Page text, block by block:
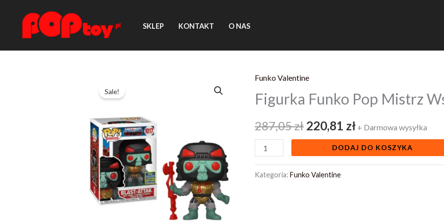
SKLEP KONTAKT O NAS
Sale!
Funko Valentine
Figurka Funko Pop Mistrz
287,05zł
Pierwotna
cena
wynosiła:
287,05 zł.
220,81 zł
cena
wynosi:
220,81 zł.
+ Darmowa wysyłka
ilość
Figurka
Funko
Pop
Mistrz
Wszechświata
DODAJ DO KOSZYKA
Kategoria:Funko Valentine